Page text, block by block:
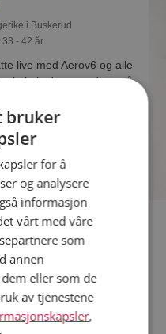
i Buskerud
33 - 42 år
live med Aerov6 og alle
hvis du er medlem på
mercedesgutt
bruker
for å
og analysere
informasjon
vårt med våre
som
annen
eller som de
av tjenestene
,